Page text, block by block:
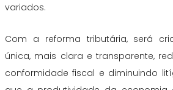
variados.
Com a reforma tributária, será
única, mais clara e transparente,
conformidade fiscal e diminuindo